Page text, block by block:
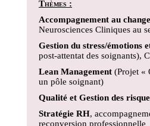
Thèmes :
Accompagnement au
Neurosciences Cliniques au
Gestion du stress/émotions
post-attentat des soignants),
Lean Management (Projet «
un pôle soignant)
Qualité et Gestion des
Stratégie RH,
reconversion professionnelle